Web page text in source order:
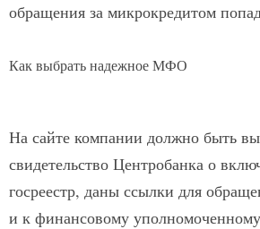
обращения за микрокредитом
Как выбрать надежное МФО
На сайте компании должно быть
свидетельство Центробанка о
госреестр, даны ссылки для
и к финансовому